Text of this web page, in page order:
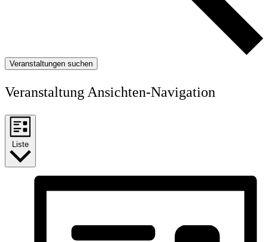
Veranstaltungen suchen
Veranstaltung Ansichten-Navigation
Liste